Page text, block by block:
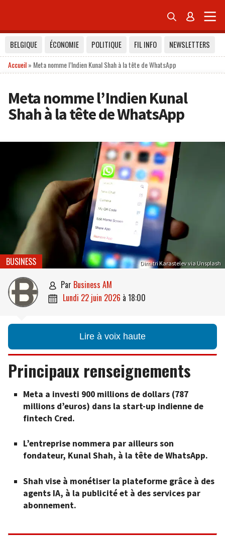
 
BELGIQUE ÉCONOMIE POLITIQUE FIL INFO
NEWSLETTERS
Accueil» Meta nomme l’Indien Kunal Shah à la tête de WhatsApp
Meta nomme l’Indien Kunal
Shah à la tête de WhatsApp
Dimitri Karastelev via Unsplash
BUSINESS
 par Business AM
 lundi 22 juin 2026 à 18:00
Lire à voix haute
Principaux renseignements
Meta a investi 900 millions de dollars (787
millions d’euros) dans la start-up indienne de
fintech Cred.
L’entreprise nommera par ailleurs son
fondateur, Kunal Shah, à la tête de WhatsApp.
Shah vise à monétiser la plateforme grâce à des
agents IA, à la publicité et à des services par
abonnement.